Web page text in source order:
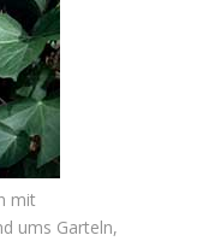
mit
ums Garteln,